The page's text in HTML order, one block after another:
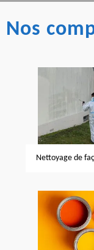
Nos
Nettoyage de